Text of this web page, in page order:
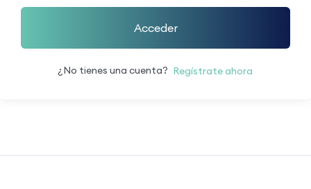
Acceder
¿No tienes una cuenta? Regístrate ahora